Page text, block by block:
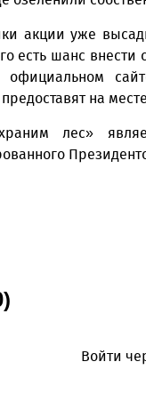
акции уже
есть шанс
официальном
на
лес»
Войти